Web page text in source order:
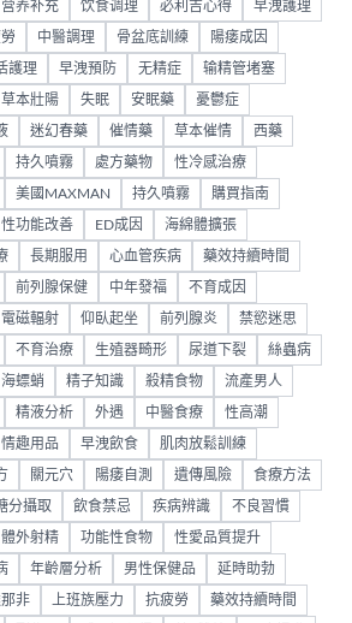
营养补充 饮食调理 必利吉心得 早洩護理
中醫調理 骨盆底訓練 陽痿成因
護理 早洩預防 无精症 输精管堵塞
草本壯陽 失眠 安眠藥 憂鬱症
迷幻春藥 催情藥 草本催情 西藥
持久噴霧 處方藥物 性冷感治療
美國MAXMAN 持久噴霧 購買指南
性功能改善 ED成因 海綿體擴張
長期服用 心血管疾病 藥效持續時間
前列腺保健 中年發福 不育成因
電磁輻射 仰臥起坐 前列腺炎 禁慾迷思
不育治療 生殖器畸形 尿道下裂 絲蟲病
海螵蛸 精子知識 殺精食物 流產男人
精液分析 外遇 中醫食療 性高潮
情趣用品 早洩飲食 肌肉放鬆訓練
關元穴 陽痿自測 遺傳風險 食療方法
分攝取 飲食禁忌 疾病辨識 不良習慣
體外射精 功能性食物 性愛品質提升
年齡層分析 男性保健品 延時助勃
非 上班族壓力 抗疲勞 藥效持續時間